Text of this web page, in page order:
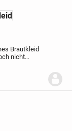
Brautkleid
nicht
noch
Schleier